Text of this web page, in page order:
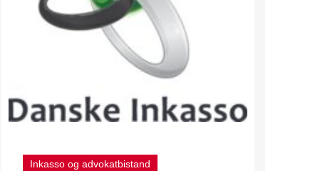
Inkasso og advokatbistand